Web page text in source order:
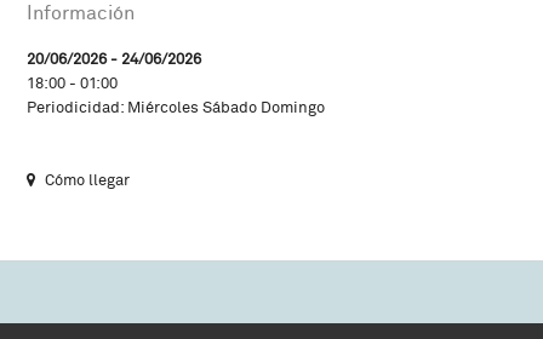
Información
20/06/2026 - 24/06/2026
18:00 - 01:00
Periodicidad: Miércoles Sábado Domingo
Cómo llegar